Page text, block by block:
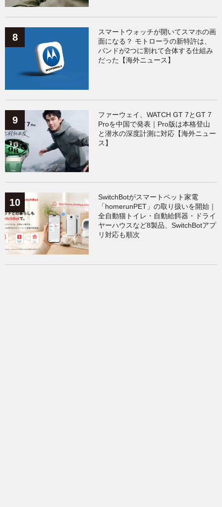
スマートウォッチが開いてスマホの画
面になる？ モトローラの新特許は、
バンドが2つに割れて合体する仕組み
だった【海外ニュース】
ファーウェイ、WATCH GT 7とGT 7
Proを中国で発表｜Pro版は本格登山
と潜水の深度計測に対応【海外ニュー
ス】
SwitchBotがスマートペット家電
「homerunPET」の取り扱いを開始｜
全自動猫トイレ・自動給餌器・ドライ
ヤーハウスなど8製品、SwitchBotアプ
リ対応も順次